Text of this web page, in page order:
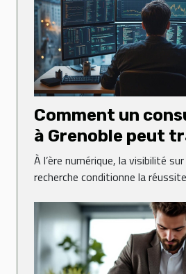
Comment un
à Grenoble peut
votre présence
À l’ère numérique, la visibilité
recherche conditionne la